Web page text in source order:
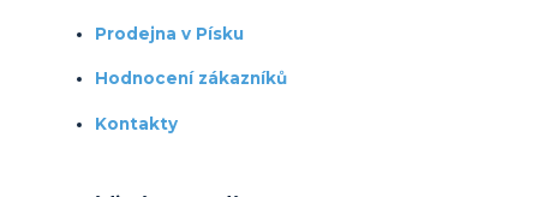
Prodejna v Písku
Hodnocení zákazníků
Kontakty